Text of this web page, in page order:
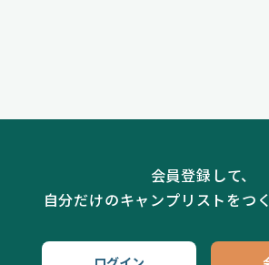
会員登録して、
自分だけのキャンプリストをつ